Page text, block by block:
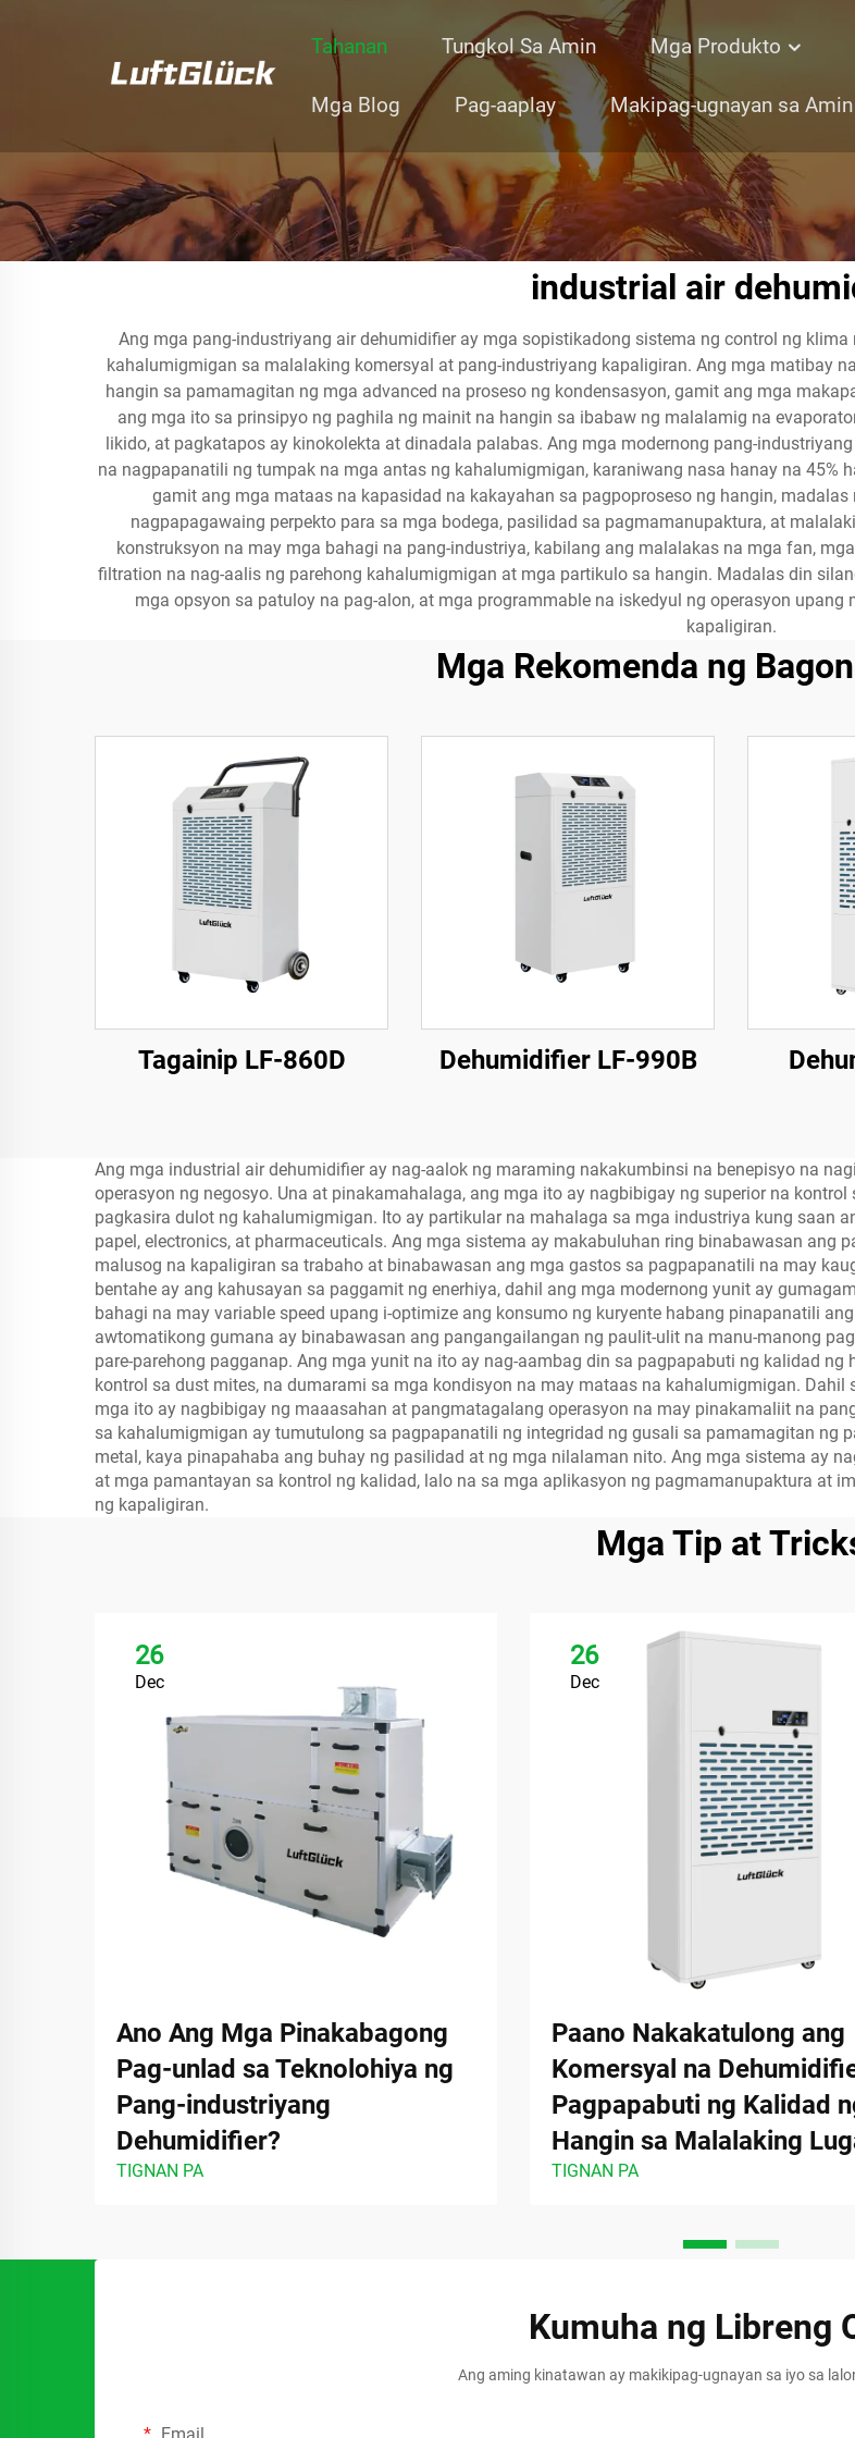
Tahanan Tungkol Sa Amin Mga Produkto
Mga Blog Pag-aaplay Makipag-ugnayan sa Amin
industrial air
Ang mga pang-industriyang air dehumidifier ay mga sopistikadong sistema ng control ng
kahalumigmigan sa malalaking komersyal at pang-industriyang kapaligiran. Ang mga matibay
hangin sa pamamagitan ng mga advanced na proseso ng kondensasyon, gamit ang mga
ang mga ito sa prinsipyo ng paghila ng mainit na hangin sa ibabaw ng malalamig na
likido, at pagkatapos ay kinokolekta at dinadala palabas. Ang mga modernong pang-
na nagpapanatili ng tumpak na mga antas ng kahalumigmigan, karaniwang nasa hanay na 45%
gamit ang mga mataas na kapasidad na kakayahan sa pagpoproseso ng hangin,
nagpapagawaing perpekto para sa mga bodega, pasilidad sa pagmamanupaktura, at
konstruksyon na may mga bahagi na pang-industriya, kabilang ang malalakas na mga fan,
filtration na nag-aalis ng parehong kahalumigmigan at mga partikulo sa hangin. Madalas din
mga opsyon sa patuloy na pag-alon, at mga programmable na iskedyul ng operasyon
kapaligiran.
Mga Rekomenda ng
Tagainip LF-860D Dehumidifier LF-990B
Ang mga industrial air dehumidifier ay nag-aalok ng maraming nakakumbinsi na benepisyo na
operasyon ng negosyo. Una at pinakamahalaga, ang mga ito ay nagbibigay ng superior na
pagkasira dulot ng kahalumigmigan. Ito ay partikular na mahalaga sa mga industriya kung saan
papel, electronics, at pharmaceuticals. Ang mga sistema ay makabuluhan ring binabawasan
malusog na kapaligiran sa trabaho at binabawasan ang mga gastos sa pagpapanatili na may
bentahe ay ang kahusayan sa paggamit ng enerhiya, dahil ang mga modernong yunit ay
bahagi na may variable speed upang i-optimize ang konsumo ng kuryente habang pinapanatili
awtomatikong gumana ay binabawasan ang pangangailangan ng paulit-ulit na manu-manong
pare-parehong pagganap. Ang mga yunit na ito ay nag-aambag din sa pagpapabuti ng kalidad
kontrol sa dust mites, na dumarami sa mga kondisyon na may mataas na kahalumigmigan.
mga ito ay nagbibigay ng maaasahan at pangmatagalang operasyon na may pinakamaliit na
sa kahalumigmigan ay tumutulong sa pagpapanatili ng integridad ng gusali sa pamamagitan ng
metal, kaya pinapahaba ang buhay ng pasilidad at ng mga nilalaman nito. Ang mga sistema ay
at mga pamantayan sa kontrol ng kalidad, lalo na sa mga aplikasyon ng pagmamanupaktura at
ng kapaligiran.
Mga Tip at
26
Dec
Ano Ang Mga Pinakabagong
Pag-unlad sa Teknolohiya ng
Pang-industriyang
Dehumidifier?
TIGNAN PA
26
Dec
Paano Nakakatulong ang
Komersyal na
Pagpapabuti ng Kalidad
Hangin sa Malalaking
TIGNAN PA
Kumuha ng Libreng
Ang aming kinatawan ay makikipag-ugnayan sa iyo sa